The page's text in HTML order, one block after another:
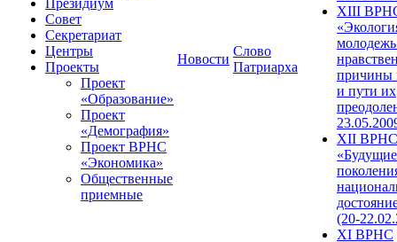
Президиум
Совет
Секретариат
Центры
Проекты
Проект
«Образование»
Проект
«Демография»
Проект ВРНС
«Экономика»
Общественные
приемные
Новости
Слово
Патриарха
XIII
причины
и пути их
XII ВРНС
«Будущие
(20-
XI ВРНС